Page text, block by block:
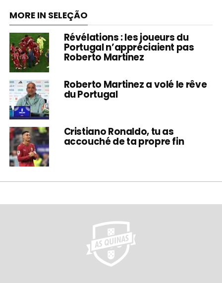
MORE IN SELEÇÃO
Révélations : les joueurs du
Portugal n’appréciaient pas
Roberto Martinez
Roberto Martinez a volé le rêve
du Portugal
Cristiano Ronaldo, tu as
accouché de ta propre fin